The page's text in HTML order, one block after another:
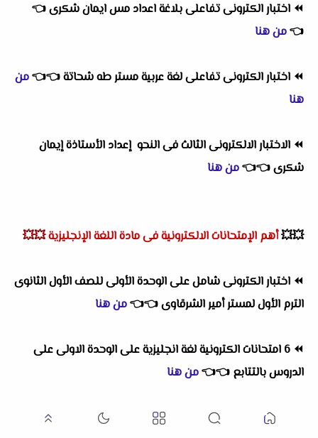
⏪ اختبار الكترونى تفاعلى بلاغة اعداد مس ايمان شكرى👈
👈من هنا
⏪ اختبار الكترونى تفاعلى لغة عربية مستر طه شحاتة👈
👈من
هنا
⏪ الاختبار الالكترونى الثالث فى النحو إعداد الأستاذة إيمان
شكرى👈
👈من هنا
💥💥أهم الإمتحانات الالكترونية فى مادة اللغة الإنجليزية💥💥
⏪ اختبار الكترونى شامل على الوحدة الأولى للصف الأول الثانوى
الترم الأول لمستر أمير الشرقاوى👈
👈من هنا
⏪
6 امتحانات الكترونية لغة انجليزية على الوحدة الاولى على
الدروس بالتتابع 👈
👈من هنا
6 اختبارات الكترونية على الوحدة الثانية على الدروس بالتتابع